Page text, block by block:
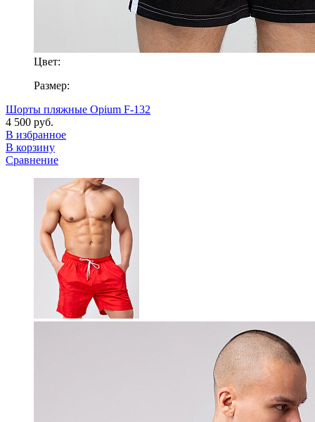
Цвет:
Размер:
Шорты пляжные Opium F-132
4 500 руб.
В избранное
В корзину
Сравнение